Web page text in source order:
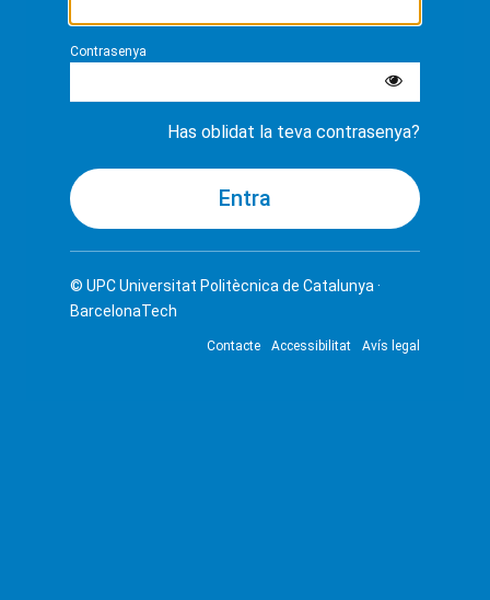
Contrasenya
Has oblidat la teva contrasenya?
© UPCUniversitat Politècnica de Catalunya ·
BarcelonaTech
Contacte Accessibilitat Avís legal